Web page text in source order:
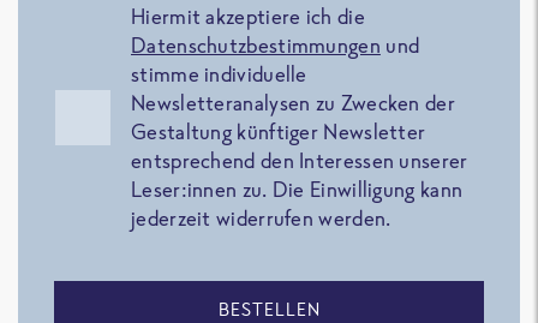
Hiermit akzeptiere ich die
Datenschutzbestimmungen und
stimme individuelle
Newsletteranalysen zu Zwecken der
Gestaltung künftiger Newsletter
entsprechend den Interessen unserer
Leser:innen zu. Die Einwilligung kann
jederzeit widerrufen werden.
BESTELLEN